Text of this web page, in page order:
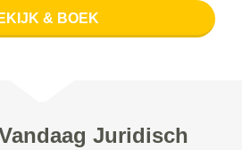
& BOEK
Juridisch